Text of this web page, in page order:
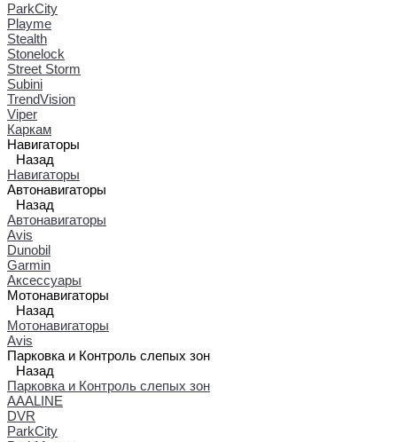
ParkCity
Playme
Stealth
Stonelock
Street Storm
Subini
TrendVision
Viper
Каркам
Навигаторы
Назад
Навигаторы
Автонавигаторы
Назад
Автонавигаторы
Avis
Dunobil
Garmin
Аксессуары
Мотонавигаторы
Назад
Мотонавигаторы
Avis
Парковка и Контроль слепых зон
Назад
Парковка и Контроль слепых зон
AAALINE
DVR
ParkCity